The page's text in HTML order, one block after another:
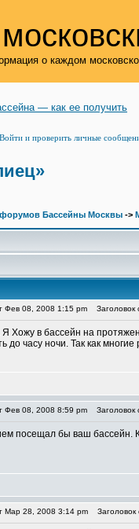
о каждом
— как ее получить
Войти и проверить личные
Бассейны Москвы ->
Фев 08, 2008 1:15 pm Заголовок
Я Хожу в бассейн на
до часу ночи. Так как
Фев 08, 2008 8:59 pm Заголовок
посещал бы ваш
Мар 28, 2008 3:14 pm